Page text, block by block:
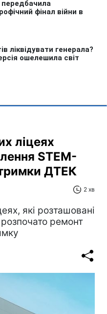
ліцеях
STEM-
ДТЕК​‌
2 хв
які розташовані
ремонт